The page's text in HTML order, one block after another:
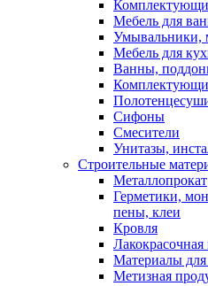
Мебель для
Умывальники,
Мебель для
Ванны,
Сифоны
Смесители
Унитазы,
Строительные
Металлопрокат
Герметики,
пены, клеи
Кровля
Материалы для
Метизная